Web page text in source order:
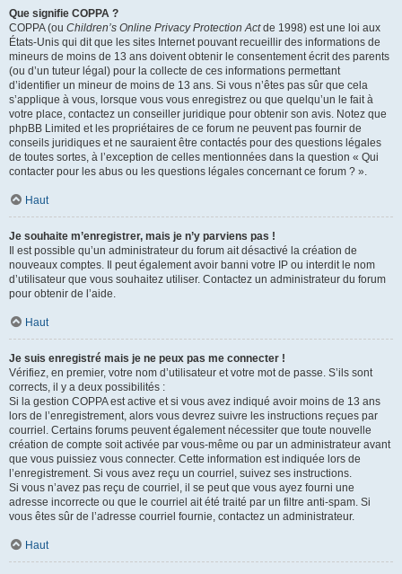
Que signifie COPPA ?
COPPA (ou Children’s Online Privacy Protection Actde 1998) est une loi aux
États-Unis qui dit que les sites Internet pouvant recueillir des informations de
mineurs de moins de 13 ans doivent obtenir le consentement écrit des parents
(ou d’un tuteur légal) pour la collecte de ces informations permettant
d’identifier un mineur de moins de 13 ans. Si vous n’êtes pas sûr que cela
s’applique à vous, lorsque vous vous enregistrez ou que quelqu’un le fait à
votre place, contactez un conseiller juridique pour obtenir son avis. Notez que
phpBB Limited et les propriétaires de ce forum ne peuvent pas fournir de
conseils juridiques et ne sauraient être contactés pour des questions légales
de toutes sortes, à l’exception de celles mentionnées dans la question « Qui
contacter pour les abus ou les questions légales concernant ce forum ? ».
Haut
Je souhaite m’enregistrer, mais je n’y parviens pas !
Il est possible qu’un administrateur du forum ait désactivé la création de
nouveaux comptes. Il peut également avoir banni votre IP ou interdit le nom
d’utilisateur que vous souhaitez utiliser. Contactez un administrateur du forum
pour obtenir de l’aide.
Haut
Je suis enregistré mais je ne peux pas me connecter !
Vérifiez, en premier, votre nom d’utilisateur et votre mot de passe. S’ils sont
corrects, il y a deux possibilités :
Si la gestion COPPA est active et si vous avez indiqué avoir moins de 13 ans
lors de l’enregistrement, alors vous devrez suivre les instructions reçues par
courriel. Certains forums peuvent également nécessiter que toute nouvelle
création de compte soit activée par vous-même ou par un administrateur avant
que vous puissiez vous connecter. Cette information est indiquée lors de
l’enregistrement. Si vous avez reçu un courriel, suivez ses instructions.
Si vous n’avez pas reçu de courriel, il se peut que vous ayez fourni une
adresse incorrecte ou que le courriel ait été traité par un filtre anti-spam. Si
vous êtes sûr de l’adresse courriel fournie, contactez un administrateur.
Haut